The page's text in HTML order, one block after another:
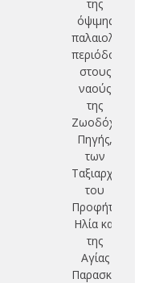
της
όψιμης
περιόδου
στους
ναούς
της
Ζωοδόχου
Πηγής,
των
Ταξιαρχών,
του
Προφήτη
Ηλία και
της
Αγίας
Παρασκευής